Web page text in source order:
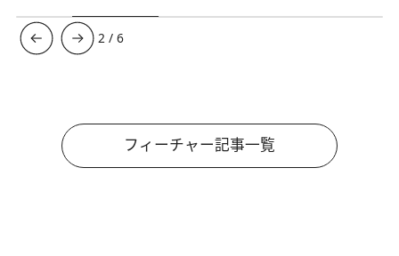
3 /6
フィーチャー記事一覧